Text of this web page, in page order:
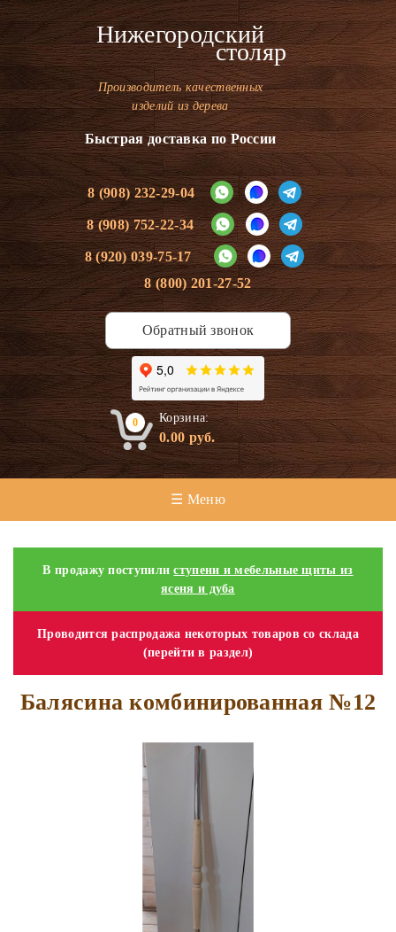
Нижегородский
столяр
Производитель качественных
изделий из дерева
Быстрая доставка по России
8 (908) 232-29-04
8 (908) 752-22-34
8 (920) 039-75-17
8 (800) 201-27-52
Обратный звонок
0 Корзина:
0.00руб.
☰ Меню
В продажу поступилиступени и мебельные щиты из
ясеня и дуба
Проводится распродажа некоторых товаров со склада
(перейти в раздел)
Балясина комбинированная №12